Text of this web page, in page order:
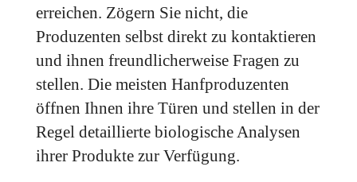
erreichen. Zögern Sie nicht, die
Produzenten selbst direkt zu kontaktieren
und ihnen freundlicherweise Fragen zu
stellen. Die meisten Hanfproduzenten
öffnen Ihnen ihre Türen und stellen in der
Regel detaillierte biologische Analysen
ihrer Produkte zur Verfügung.